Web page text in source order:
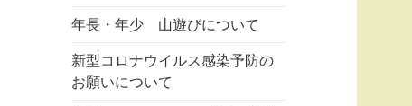
年長・年少 山遊びについて
新型コロナウイルス感染予防の
お願いについて